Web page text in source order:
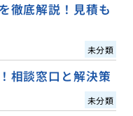
徹底解説！見積も
未分類
相談窓口と解決策
未分類